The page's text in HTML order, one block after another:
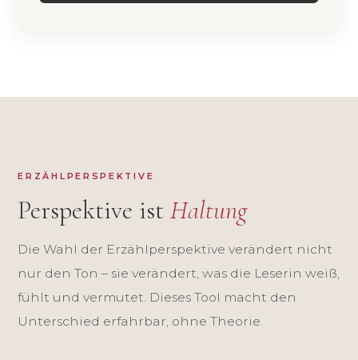
ERZÄHLPERSPEKTIVE
Perspektive istHaltung
Die Wahl der Erzählperspektive verändert nicht
nur den Ton – sie verändert, was die Leserin weiß,
fühlt und vermutet. Dieses Tool macht den
Unterschied erfahrbar, ohne Theorie.